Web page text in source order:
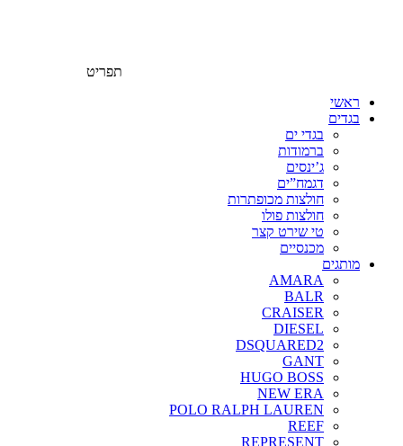
תפריט
ראשי
בגדים
בגדי ים
ברמודות
ג’ינסים
דגמח”ים
חולצות מכופתרות
חולצות פולו
טי שירט קצר
מכנסיים
מותגים
AMARA
BALR
CRAISER
DIESEL
DSQUARED2
GANT
HUGO BOSS
NEW ERA
POLO RALPH LAUREN
REEF
REPRESENT